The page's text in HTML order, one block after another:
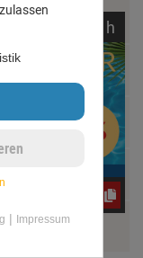
h
| Impressum